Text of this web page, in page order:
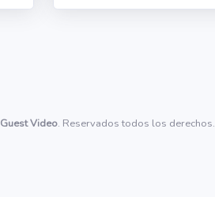
Guest Video. Reservados todos los derechos.